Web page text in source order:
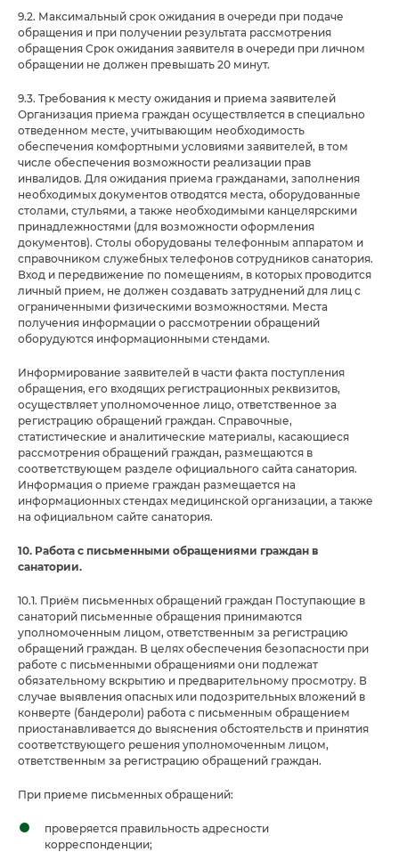
9.2. Максимальный срок ожидания в очереди при подаче
обращения и при получении результата рассмотрения
обращения Срок ожидания заявителя в очереди при личном
обращении не должен превышать 20 минут.
9.3. Требования к месту ожидания и приема заявителей
Организация приема граждан осуществляется в специально
отведенном месте, учитывающим необходимость
обеспечения комфортными условиями заявителей, в том
числе обеспечения возможности реализации прав
инвалидов. Для ожидания приема гражданами, заполнения
необходимых документов отводятся места, оборудованные
столами, стульями, а также необходимыми канцелярскими
принадлежностями (для возможности оформления
документов). Столы оборудованы телефонным аппаратом и
справочником служебных телефонов сотрудников санатория.
Вход и передвижение по помещениям, в которых проводится
личный прием, не должен создавать затруднений для лиц с
ограниченными физическими возможностями. Места
получения информации о рассмотрении обращений
оборудуются информационными стендами.
Информирование заявителей в части факта поступления
обращения, его входящих регистрационных реквизитов,
осуществляет уполномоченное лицо, ответственное за
регистрацию обращений граждан. Справочные,
статистические и аналитические материалы, касающиеся
рассмотрения обращений граждан, размещаются в
соответствующем разделе официального сайта санатория.
Информация о приеме граждан размещается на
информационных стендах медицинской организации, а также
на официальном сайте санатория.
10. Работа с письменными обращениями граждан в
санатории.
10.1. Приём письменных обращений граждан Поступающие в
санаторий письменные обращения принимаются
уполномоченным лицом, ответственным за регистрацию
обращений граждан. В целях обеспечения безопасности при
работе с письменными обращениями они подлежат
обязательному вскрытию и предварительному просмотру. В
случае выявления опасных или подозрительных вложений в
конверте (бандероли) работа с письменным обращением
приостанавливается до выяснения обстоятельств и принятия
соответствующего решения уполномоченным лицом,
ответственным за регистрацию обращений граждан.
При приеме письменных обращений:
проверяется правильность адресности
корреспонденции;